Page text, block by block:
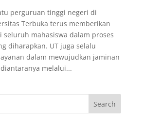
perguruan tinggi negeri di
Terbuka terus memberikan
seluruh mahasiswa dalam proses
diharapkan. UT juga selalu
dalam mewujudkan jaminan
melalui...
Search